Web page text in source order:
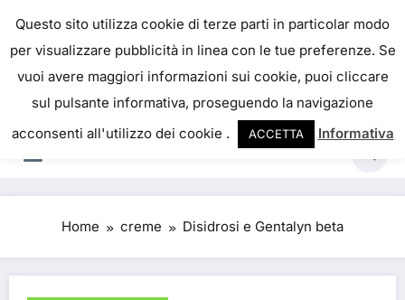
IL PORTALE DEL BENESSERE
La salute è come il denaro, non abbiamo mai una
vera idea del suo valore fino a quando la
perdiamo. Josh Billings
Home creme Disidrosi e Gentalyn beta
Questo sito utilizza cookie di terze parti in particolar modo
per visualizzare pubblicità in linea con le tue preferenze. Se
vuoi avere maggiori informazioni sui cookie, puoi cliccare
sul pulsante informativa, proseguendo la navigazione
acconsenti all'utilizzo dei cookie .
ACCETTA Informativa